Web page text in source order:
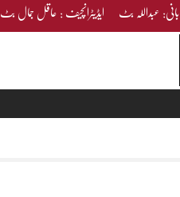
بانی: عبداللہ بٹ ایڈیٹرانچیف : عاقل جمال بٹ